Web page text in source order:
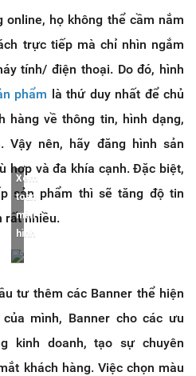
online, họ không thể cầm nắm
trực tiếp mà chỉ nhìn ngắm
tính/ điện thoại. Do đó, hình
phẩm là thứ duy nhất để chủ
hàng về thông tin, hình dạng,
Vậy nên, hãy đăng hình sản
hợp và đa khía cạnh. Đặc biệt,
sản phẩm thì sẽ tăng độ tin
rất nhiều.
Xem
toàn
màn
hình
tư thêm các Banner thể hiện
mình, Banner cho các ưu
kinh doanh, tạo sự chuyên
khách hàng. Việc chọn màu